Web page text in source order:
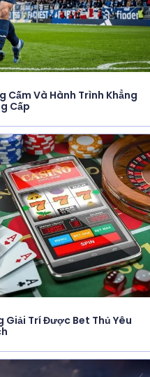
Và Hành Trình Khẳng
Cấp
Trí Được Bet Thủ Yêu